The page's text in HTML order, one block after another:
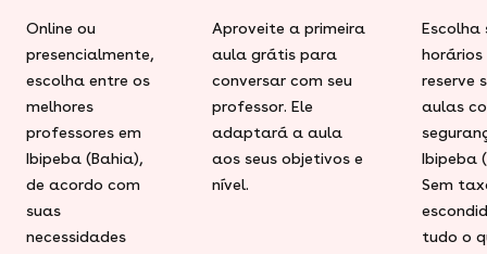
Online ou
presencialmente,
escolha entre os
melhores
professores em
Ibipeba (Bahia),
de acordo com
suas
necessidades
Aproveite a primeira
aula grátis para
conversar com seu
professor. Ele
adaptará a aula
aos seus objetivos e
nível.
Escolha
horários
reserve
aulas
Ibipeba
Sem
tudo o